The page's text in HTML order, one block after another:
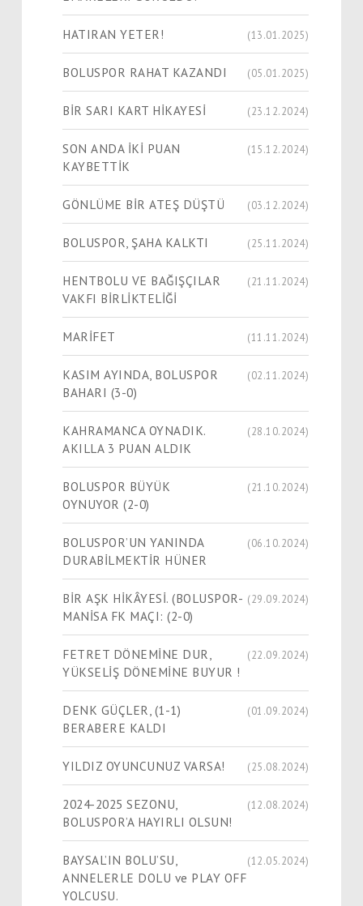
HATIRAN YETER! (13.01.2025)
BOLUSPOR RAHAT KAZANDI (05.01.2025)
BİR SARI KART HİKAYESİ (23.12.2024)
SON ANDA İKİ PUAN
KAYBETTİK
(15.12.2024)
GÖNLÜME BİR ATEŞ DÜŞTÜ (03.12.2024)
BOLUSPOR, ŞAHA KALKTI (25.11.2024)
HENTBOLU VE BAĞIŞÇILAR
VAKFI BİRLİKTELİĞİ
(21.11.2024)
MARİFET (11.11.2024)
KASIM AYINDA, BOLUSPOR
BAHARI (3-0)
(02.11.2024)
KAHRAMANCA OYNADIK.
AKILLA 3 PUAN ALDIK
(28.10.2024)
BOLUSPOR BÜYÜK
OYNUYOR (2-0)
(21.10.2024)
BOLUSPOR’UN YANINDA
DURABİLMEKTİR HÜNER
(06.10.2024)
BİR AŞK HİKÂYESİ. (BOLUSPOR-
MANİSA FK MAÇI: (2-0)
(29.09.2024)
FETRET DÖNEMİNE DUR,
YÜKSELİŞ DÖNEMİNE BUYUR !
(22.09.2024)
DENK GÜÇLER, (1-1)
BERABERE KALDI
(01.09.2024)
YILDIZ OYUNCUNUZ VARSA! (25.08.2024)
2024-2025 SEZONU,
BOLUSPOR’A HAYIRLI OLSUN!
(12.08.2024)
BAYSAL’IN BOLU’SU,
ANNELERLE DOLU ve PLAY OFF
YOLCUSU.
(12.05.2024)